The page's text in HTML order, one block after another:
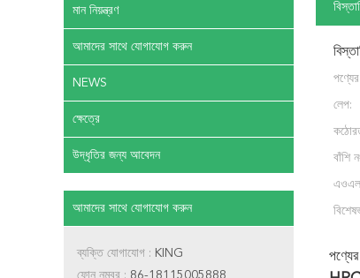
মান নিয়ন্ত্রণ
আমাদের সাথে যোগাযোগ করুন
NEWS
ক্ষেত্রে
উদ্ধৃতির জন্য আবেদন
আমাদের সাথে যোগাযোগ করুন
ব্যক্তি যোগাযোগ : KING
ফোন নম্বর : 86-18115005888
লেপ:
বাঁশি
পণ্যের